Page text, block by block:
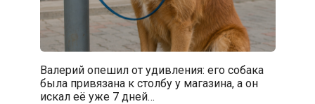
Валерий опешил от удивления: его собака
была привязана к столбу у магазина, а он
искал её уже 7 дней…